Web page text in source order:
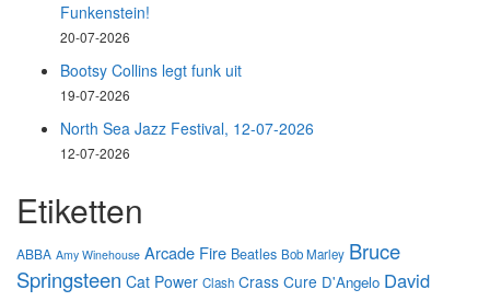
Funkenstein!
20-07-2026
Bootsy Collins legt funk uit
19-07-2026
North Sea Jazz Festival, 12-07-2026
12-07-2026
Etiketten
ABBA Amy Winehouse Arcade Fire Beatles Bob Marley Bruce
Springsteen Cat Power Clash Crass Cure D'Angelo David